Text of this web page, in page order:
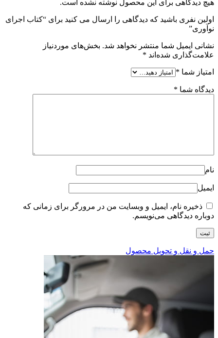
هیچ دیدگاهی برای این محصول نوشته نشده است.
اولین نفری باشید که دیدگاهی را ارسال می کنید برای “کتاب اجرای
نوآوری”
نشانی ایمیل شما منتشر نخواهد شد. بخش‌های موردنیاز
علامت‌گذاری شده‌اند *
امتیاز شما *
دیدگاه شما *
نام
ایمیل
ذخیره نام، ایمیل و وبسایت من در مرورگر برای زمانی که
دوباره دیدگاهی می‌نویسم.
حمل و نقل و تحویل محصول